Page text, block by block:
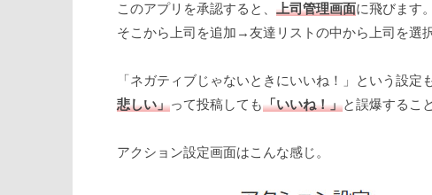
このアプリを承認すると、 上司管理画面に飛びます
そこから上司を追加→友達リストの中から上司を選
「ネガティブじゃないときにいいね！」という設定
悲しい」って投稿しても「いいね！」と誤爆するこ
アクション設定画面はこんな感じ。